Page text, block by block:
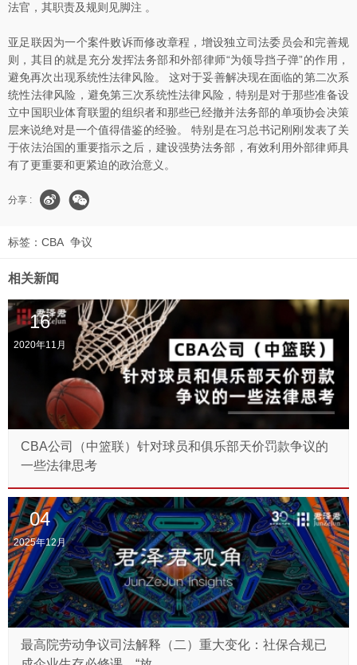
法官，其职责及规则见脚注 。
亚足联因为一个案件败诉而修改章程，增设独立司法委员会和完善规
则，其目的就是充分发挥法务部和外部律师“为领导挡子弹”的作用，
避免再次出现系统性法律风险。 这对于妥善解决现在面临的第二次系
统性法律风险，避免第三次系统性法律风险，特别是对于那些准备设
立中国职业体育联盟的组织者和那些已经撤并法务部的单项协会决策
层来说绝对是一个值得借鉴的经验。 特别是在习总书记刚刚发表了关
于依法治国的重要指示之后，建设强势法务部，有效利用外部律师具
有了更重要和更紧迫的政治意义。
分享 :
标签： CBA 争议
相关新闻
16
2020年11月
CBA公司（中篮联）针对球员和俱乐部天价罚款争议的
一些法律思考
04
2025年12月
最高院劳动争议司法解释（二）重大变化：社保合规已